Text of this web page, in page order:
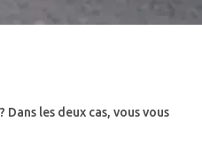
les deux cas, vous vous